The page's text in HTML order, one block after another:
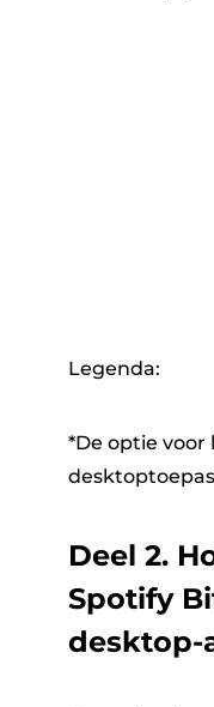
Legenda:
*De optie
Deel 2.
Spotify
desktop-